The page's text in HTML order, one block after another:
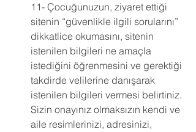
11- Çocuğunuzun, ziyaret ettiği
sitenin “güvenlikle ilgili sorularını”
dikkatlice okumasını, sitenin
istenilen bilgileri ne amaçla
istediğini öğrenmesini ve gerektiği
takdirde velilerine danışarak
istenilen bilgileri vermesi belirtiniz.
Sizin onayınız olmaksızın kendi ve
aile resimlerinizi, adresinizi,